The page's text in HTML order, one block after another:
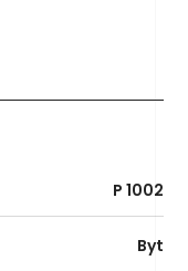
P 1002
Byt